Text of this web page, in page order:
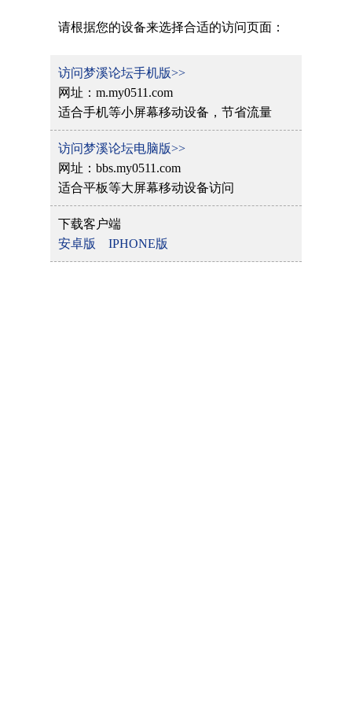
请根据您的设备来选择合适的访问页面：
访问梦溪论坛手机版>>
网址：m.my0511.com
适合手机等小屏幕移动设备，节省流量
访问梦溪论坛电脑版>>
网址：bbs.my0511.com
适合平板等大屏幕移动设备访问
下载客户端
安卓版
IPHONE版